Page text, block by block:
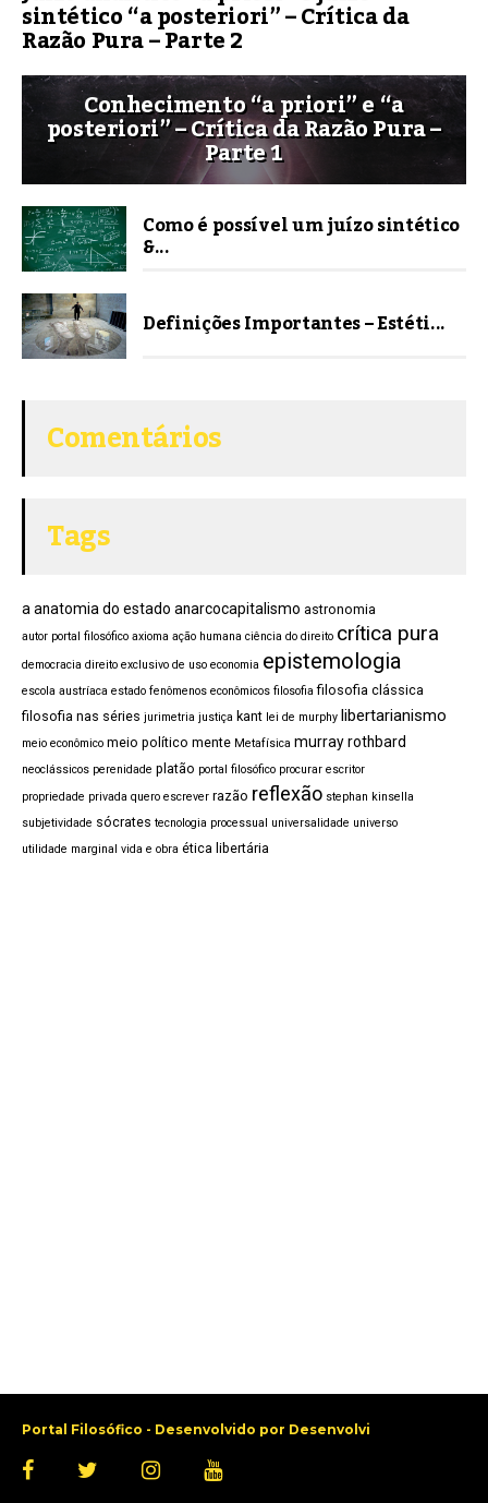
sintético “a posteriori” – Crítica da
Razão Pura – Parte 2
Conhecimento “a priori” e “a
posteriori” – Crítica da Razão Pura –
Parte 1
Como é possível um juízo sintético
&...
Definições Importantes – Estéti...
Comentários
Tags
a anatomia do estado anarcocapitalismo astronomia
autor portal filosófico axioma ação humana ciência do direito crítica pura
democracia direito exclusivo de uso economia epistemologia
escola austríaca estado fenômenos econômicos filosofia filosofia clássica
filosofia nas séries jurimetria justiça kant lei de murphy libertarianismo
meio econômico meio político mente Metafísica murray rothbard
neoclássicos perenidade platão portal filosófico procurar escritor
propriedade privada quero escrever razão reflexão stephan kinsella
subjetividade sócrates tecnologia processual universalidade universo
utilidade marginal vida e obra ética libertária
Portal Filosófico - Desenvolvido por Desenvolvi